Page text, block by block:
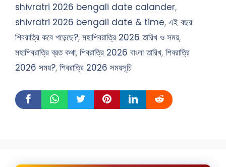
shivratri 2026 bengali date calander,
shivratri 2026 bengali date & time, এই বছর
শিবরাত্রি কবে পড়েছে?, মহাশিবরাত্রি 2026 তারিখ ও সময়,
মহাশিবরাত্রি ব্রত কথা, শিবরাত্রি 2026 বাংলা তারিখ, শিবরাত্রি
2026 সময়?, শিবরাত্রি 2026 সময়সূচি